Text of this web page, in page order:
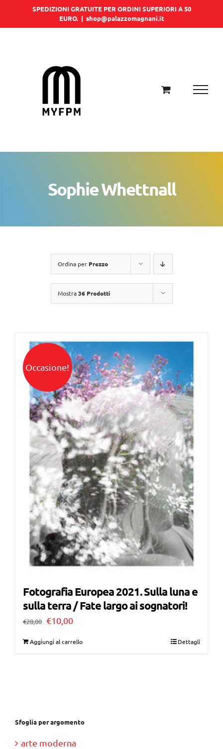
SPEDIZIONI GRATUITE PER ORDINI SUPERIORI A 50
EURO. | shop@palazzomagnani.it
Sophie Whettnall
Ordina per Prezzo
Mostra36 Prodotti
Occasione!
Fotografia Europea 2021. Sulla luna e
sulla terra / Fate largo ai sognatori!
€28,00 Il
€10,00Il
Aggiungi al carrello Dettagli
Sfoglia per argomento
arte moderna